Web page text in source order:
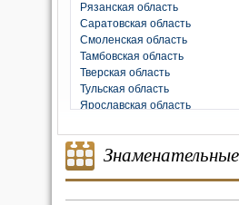
Рязанская область
Саратовская область
Смоленская область
Тамбовская область
Тверская область
Тульская область
Ярославская область